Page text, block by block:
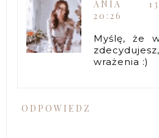
ANIA
20:26
Myślę, że
wrażenia :)
ODPOWIEDZ